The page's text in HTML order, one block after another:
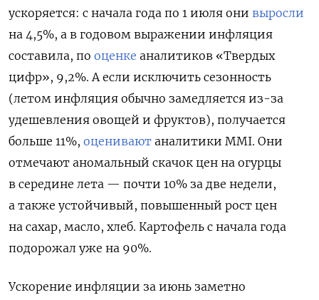
ускоряется: с начала года по 1 июля они выросли
на 4,5%, а в годовом выражении инфляция
составила, по оценке аналитиков «Твердых
цифр», 9,2%. А если исключить сезонность
(летом инфляция обычно замедляется из-за
удешевления овощей и фруктов), получается
больше 11%, оценивают аналитики MMI. Они
отмечают аномальный скачок цен на огурцы
в середине лета — почти 10% за две недели,
а также устойчивый, повышенный рост цен
на сахар, масло, хлеб. Картофель с начала года
подорожал уже на 90%.
Ускорение инфляции за июнь заметно